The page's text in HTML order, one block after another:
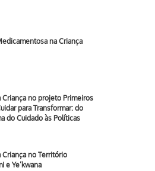
na Criança
Criança no projeto Primeiros
para Transformar: do
do Cuidado às Políticas
Criança no Território
e Ye’kwana